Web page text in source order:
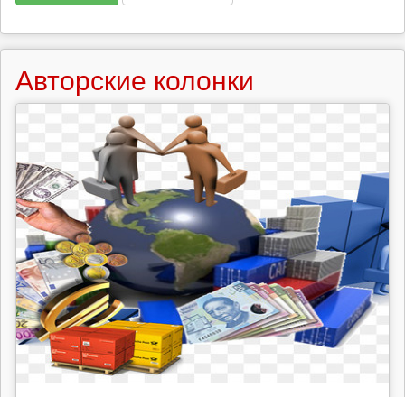
Авторские колонки